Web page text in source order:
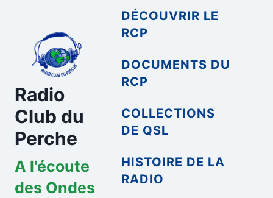
contenu
Radio
Club du
Perche
A l'écoute
des Ondes
DÉCOUVRIR LE
RCP
DOCUMENTS DU
RCP
COLLECTIONS
DE QSL
HISTOIRE DE LA
RADIO